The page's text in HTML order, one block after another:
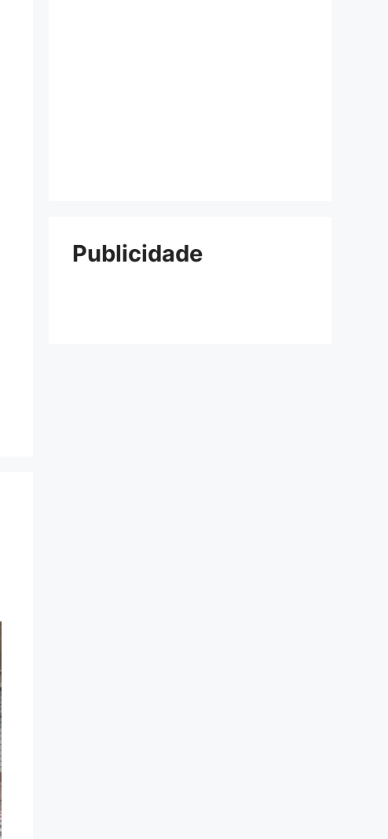
Publicidade